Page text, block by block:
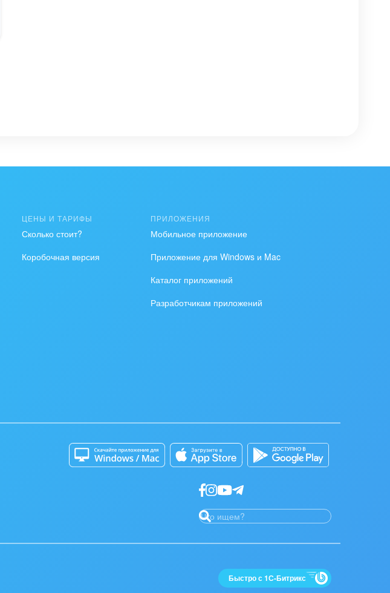
ЦЕНЫ И ТАРИФЫ
Сколько стоит?
Коробочная версия
ПРИЛОЖЕНИЯ
Мобильное приложение
Приложение для Windows и Mac
Каталог приложений
Разработчикам приложений
Быстро с 1С-Битрикс